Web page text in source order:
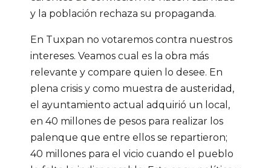
y la población rechaza su propaganda.
En Tuxpan no votaremos contra nuestros
intereses. Veamos cual es la obra más
relevante y compare quien lo desee. En
plena crisis y como muestra de austeridad,
el ayuntamiento actual adquirió un local,
en 40 millones de pesos para realizar los
palenque que entre ellos se repartieron;
40 millones para el vicio cuando el pueblo